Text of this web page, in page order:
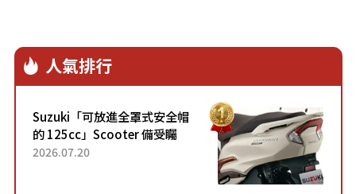
人氣排行
Suzuki「可放進全罩式安全帽
的 125cc」Scooter 備受矚
目！採用全新流線設計與各項
2026.07.20